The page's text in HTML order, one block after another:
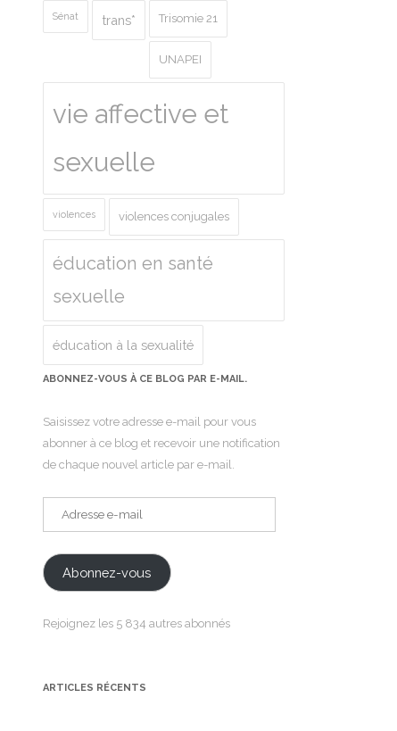
Sénat trans* Trisomie 21
UNAPEI
vie affective et
sexuelle
violences violences conjugales
éducation en santé
sexuelle
éducation à la sexualité
ABONNEZ-VOUS À CE BLOG PAR E-MAIL.
Saisissez votre adresse e-mail pour vous
abonner à ce blog et recevoir une notification
de chaque nouvel article par e-mail.
Adresse
e-
Abonnez-vous
Rejoignez les 5 834 autres abonnés
ARTICLES RÉCENTS